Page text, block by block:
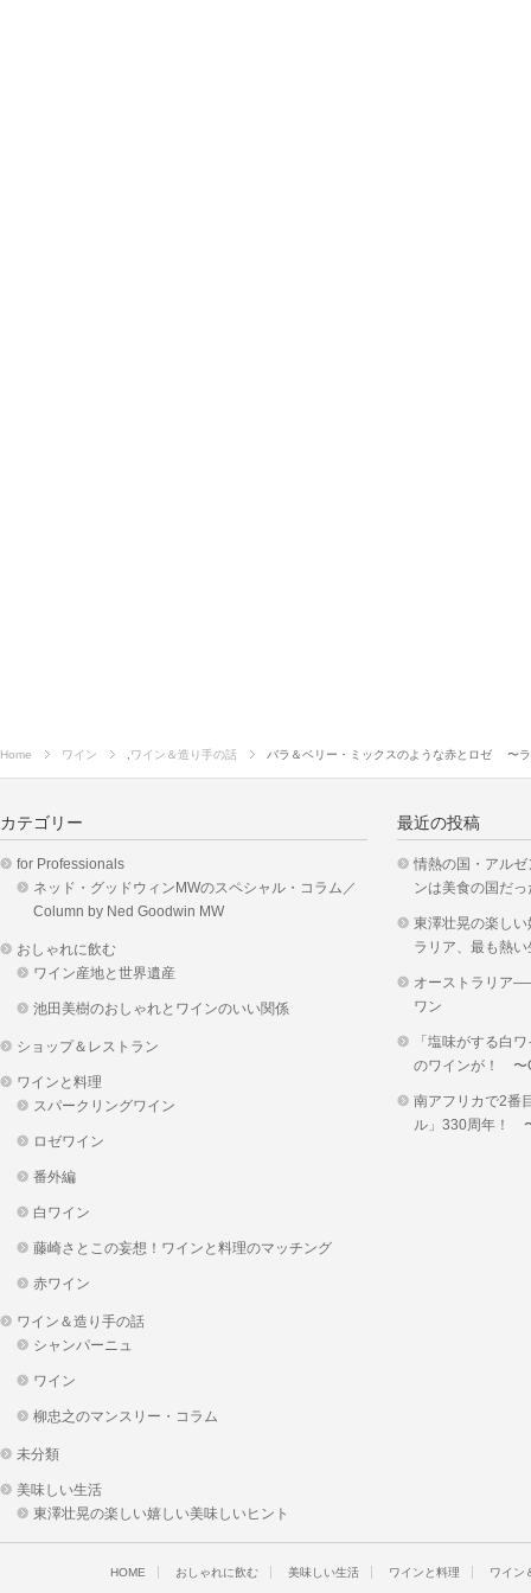
Home ワイン ワイン＆造り手の話 バラ＆ベリー・ミックスのような赤とロゼ 〜
カテゴリー
for Professionals
ネッド・グッドウィンMWのスペシャル・コラム／
Column by Ned Goodwin MW
おしゃれに飲む
ワイン産地と世界遺産
池田美樹のおしゃれとワインのいい関係
ショップ＆レストラン
ワインと料理
スパークリングワイン
ロゼワイン
番外編
白ワイン
藤崎さとこの妄想！ワインと料理のマッチング
赤ワイン
ワイン＆造り手の話
シャンパーニュ
ワイン
柳忠之のマンスリー・コラム
未分類
美味しい生活
東澤壮晃の楽しい嬉しい美味しいヒント
最近の投稿
情熱の国・アル
ンは美食の国だっ
東澤壮晃の楽し
ラリア、最も熱
オーストラリア
ワン
「塩味がする白
のワインが！ 〜
南アフリカで2番
ル」330周年！
HOME おしゃれに飲む 美味しい生活 ワインと料理 ワイン